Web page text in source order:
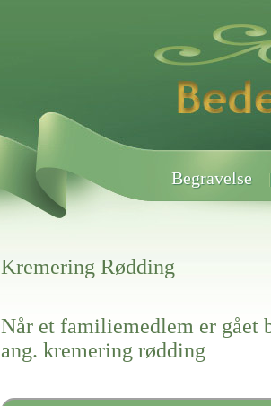
Begravelse
Kremering Rødding
Når et familiemedlem er gået
ang. kremering rødding